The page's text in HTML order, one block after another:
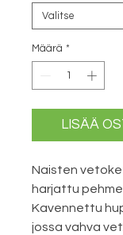
Määrä *
LISÄÄ
Naisten
harjattu
Kavennettu
jossa vahva